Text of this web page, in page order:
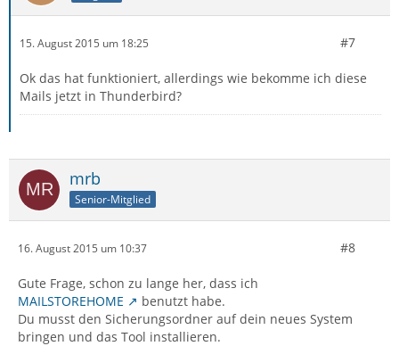
15. August 2015 um 18:25 #7
Ok das hat funktioniert, allerdings wie bekomme ich diese
Mails jetzt in Thunderbird?
mrb
Senior-Mitglied
16. August 2015 um 10:37 #8
Gute Frage, schon zu lange her, dass ich
MAILSTOREHOME
benutzt habe.
Du musst den Sicherungsordner auf dein neues System
bringen und das Tool installieren.